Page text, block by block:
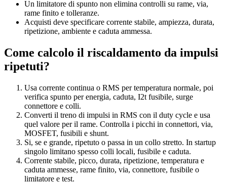
Un limitatore di spunto non elimina controlli su rame, via,
rame finito e tolleranze.
Acquisti deve specificare corrente stabile, ampiezza, durata,
ripetizione, ambiente e caduta ammessa.
Come calcolo il riscaldamento da impulsi
ripetuti?
Usa corrente continua o RMS per temperatura normale, poi
verifica spunto per energia, caduta, I2t fusibile, surge
connettore e colli.
Converti il treno di impulsi in RMS con il duty cycle e usa
quel valore per il rame. Controlla i picchi in connettori, via,
MOSFET, fusibili e shunt.
Si, se e grande, ripetuto o passa in un collo stretto. In startup
singolo limitano spesso colli locali, fusibile e caduta.
Corrente stabile, picco, durata, ripetizione, temperatura e
caduta ammesse, rame finito, via, connettore, fusibile o
limitatore e test.